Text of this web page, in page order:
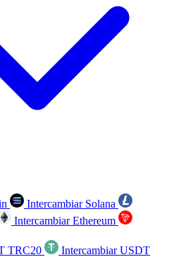
Intercambiar Solana
Intercambiar Ethereum
TRC20
Intercambiar USDT